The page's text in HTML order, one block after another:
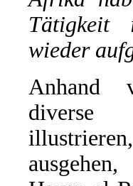
Tätigkeit
wieder
Anhand
diverse